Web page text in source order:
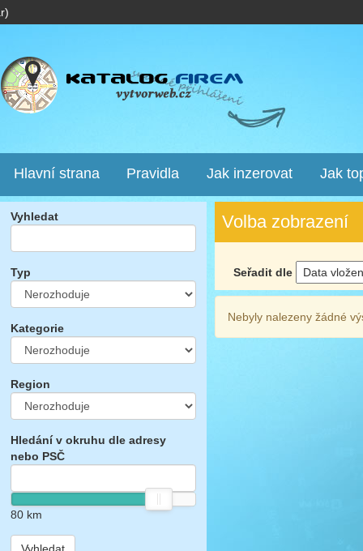
Hlavní strana Pravidla Jak inzerovat Jak
Vyhledat
Typ
Kategorie
Region
Hledání v okruhu dle adresy
nebo PSČ
80km
Volba zobrazení
Seřadit dle
Nebyly nalezeny žádné